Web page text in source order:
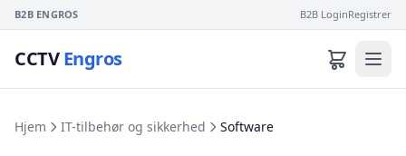
B2B ENGROS B2B LoginRegistrer
CCTVEngros
Hjem IT-tilbehør og sikkerhed Software